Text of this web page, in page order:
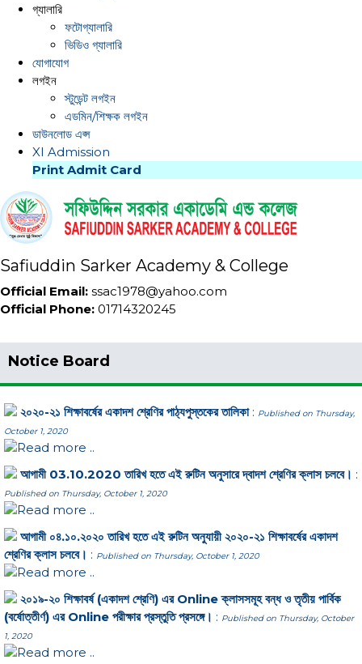
গ্যালারি
ফটোগ্যালারি
ভিডিও গ্যালারি
যোগাযোগ
লগইন
স্টুডেন্ট লগইন
এডমিন/শিক্ষক লগইন
ডাউনলোড এপ্স
XI Admission
Print Admit Card
Safiuddin Sarker Academy & College
Official Email: ssac1978@yahoo.com
Official Phone: 01714320245
Notice Board
২০২০-২১ শিক্ষাবর্ষের একাদশ শ্রেণির পাঠ্যপুস্তকের তালিকা: Published on Thursday,
October 1, 2020
Read more ..
আগামী 03.10.2020 তারিখ হতে এই রুটিন অনুসারে দ্বাদশ শ্রেণির ক্লাস চলবে। :
Published on Thursday, October 1, 2020
Read more ..
আগামী ০৪.১০.২০২০ তারিখ হতে এই রুটিন অনুযায়ী ২০২০-২১ শিক্ষাবর্ষের একাদশ
শ্রেণির ক্লাস চলবে। : Published on Thursday, October 1, 2020
Read more ..
২০১৯-২০ শিক্ষাবর্ষ (একাদশ শ্রেণি) এর Online ক্লাসসমূহ বন্ধ ও তৃতীয় পার্বিক
(বর্ষোত্তীর্ণ) এর Online পরীক্ষার প্রস্তুতি প্রসঙ্গে। : Published on Thursday, October
1, 2020
Read more ..